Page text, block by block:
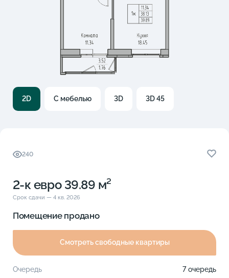
2D С мебелью 3D 3D 45
240
2-к eвро 39.89 м²
Срок сдачи — 4 кв. 2026
Помещение продано
Смотреть свободные квартиры
Очередь
7 очередь